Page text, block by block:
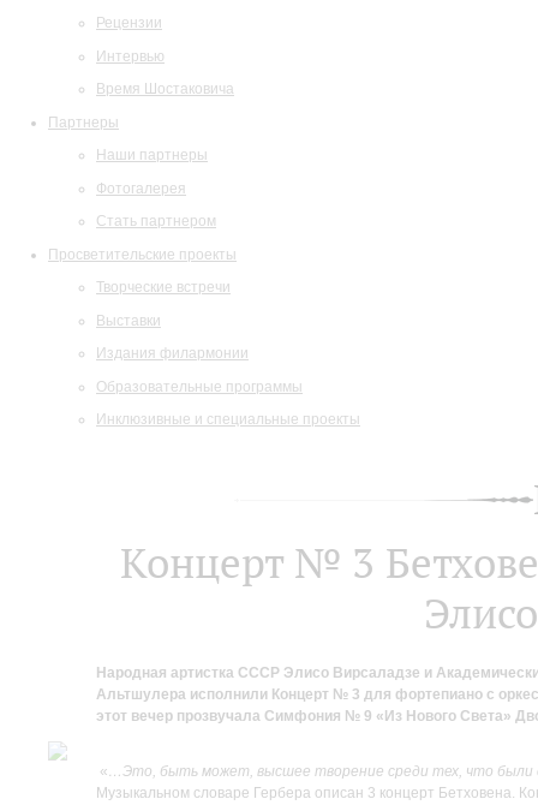
Рецензии
Интервью
Время Шостаковича
Партнеры
Наши партнеры
Фотогалерея
Стать партнером
Просветительские проекты
Творческие встречи
Выставки
Издания филармонии
Образовательные программы
Инклюзивные и специальные проекты
Концерт № 3
Народная артистка СССР Элисо Вирсаладзе и
Альтшулера исполнили Концерт № 3 для фортепиано с
этот вечер прозвучала Симфония № 9 «Из Нового Света»
«…Это, быть может, высшее творение среди тех, что были
Музыкальном словаре Гербера описан 3 концерт Бетховена.